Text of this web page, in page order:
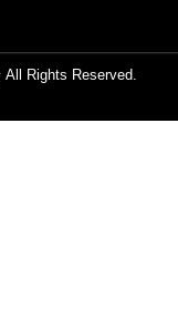
Rights Reserved.